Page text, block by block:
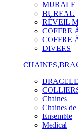
MURALE
BUREAU
RÉVEIL
COFFRE
COFFRE
DIVERS
Chaines
Chaines
Ensemble
Medical